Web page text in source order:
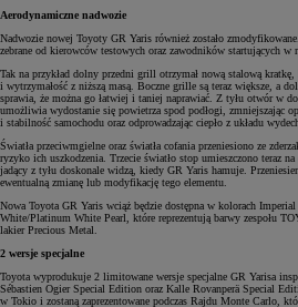
Aerodynamiczne nadwozie
Nadwozie nowej Toyoty GR Yaris również zostało
zebrane od kierowców testowych oraz zawodników startujących w
Tak na przykład dolny przedni grill otrzymał nową stalową kratkę,
i wytrzymałość z niższą masą. Boczne grille są teraz większe, a
sprawia, że można go łatwiej i taniej naprawiać. Z tyłu otwór w
umożliwia wydostanie się powietrza spod podłogi, zmniejszając
i stabilność samochodu oraz odprowadzając ciepło z układu
Światła przeciwmgielne oraz światła cofania przeniesiono ze
ryzyko ich uszkodzenia. Trzecie światło stop umieszczono teraz
jadący z tyłu doskonale widzą, kiedy GR Yaris hamuje.
ewentualną zmianę lub modyfikację tego elementu.
Nowa Toyota GR Yaris wciąż będzie dostępna w kolorach
White/Platinum White Pearl, które reprezentują barwy zespołu
lakier Precious Metal.
2 wersje specjalne
Toyota wyprodukuje 2 limitowane wersje specjalne GR Yarisa
Sébastien Ogier Special Edition oraz Kalle Rovanperä Special
w Tokio i zostaną zaprezentowane podczas Rajdu Monte Carlo,